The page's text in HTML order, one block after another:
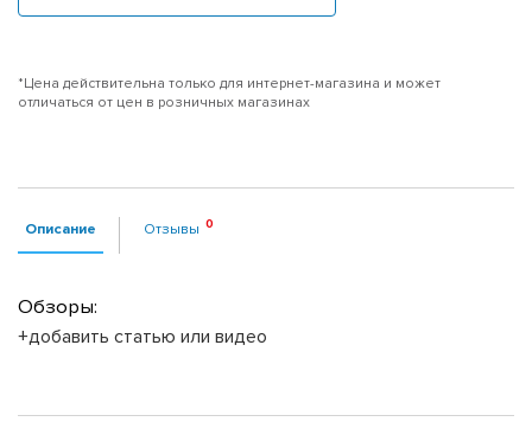
*Цена действительна только для интернет-магазина и может
отличаться от цен в розничных магазинах
Описание Отзывы
Обзоры:
+добавить статью или видео